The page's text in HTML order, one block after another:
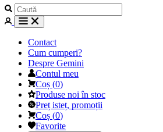
Contact
Cum cumperi?
Despre Gemini
Contul meu
Coș (0)
Produse noi în stoc
Preț isteț, promoții
Coș (0)
Favorite